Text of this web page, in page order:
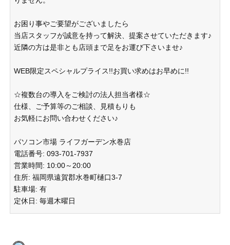
お困り事やご要望がございましたら
当店スタッフが誠意を持って解決、提案させていただきます♪
近隣の方は是非とも店頭まで足をお運び下さいませ♪
WEB限定スペシャルプライス!!お買い求めはお早めに!!
☆複数台の導入をご検討の法人担当者様☆
仕様、ご予算等のご相談、見積もりも
お気軽にお問い合わせください♪
パソコン市場 ライフガーデン水巻店
電話番号: 093-701-7937
営業時間: 10:00～20:00
住所: 福岡県遠賀郡水巻町樋口3-7
駐車場: 有
定休日: 毎週木曜日